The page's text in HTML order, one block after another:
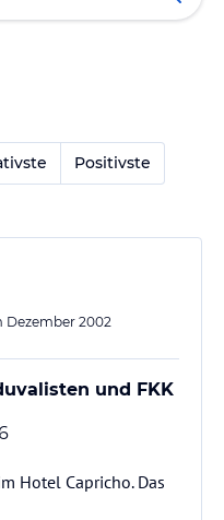
Positivste
Dezember 2002
und FKK
Hotel Capricho. Das